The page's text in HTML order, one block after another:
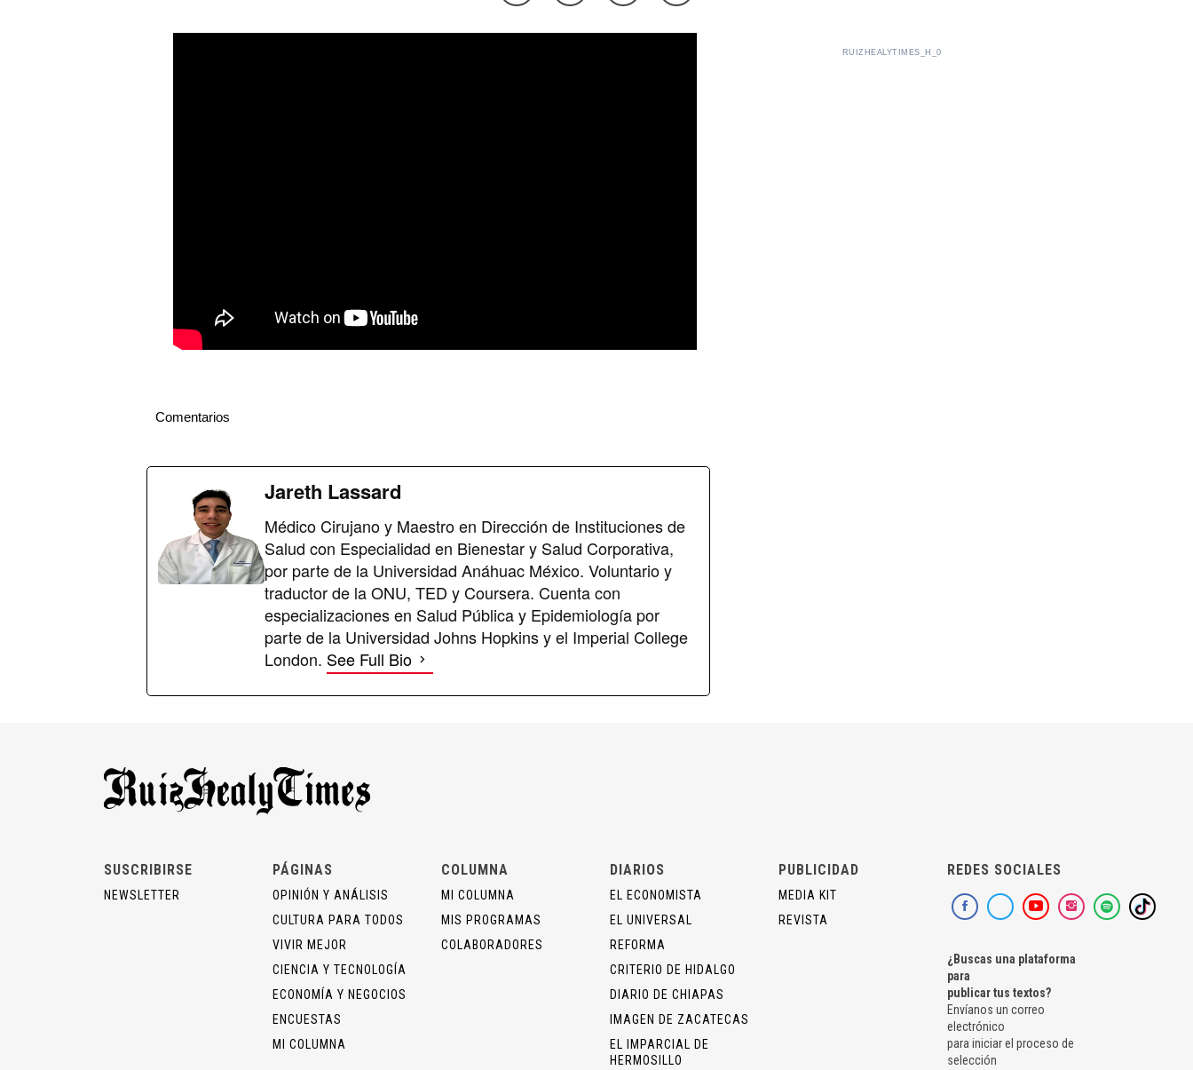
Comentarios
Jareth Lassard
Médico Cirujano y Maestro en Dirección de Instituciones de
Salud con Especialidad en Bienestar y Salud Corporativa,
por parte de la Universidad Anáhuac México. Voluntario y
traductor de la ONU, TED y Coursera. Cuenta con
especializaciones en Salud Pública y Epidemiología por
parte de la Universidad Johns Hopkins y el Imperial College
London. See Full Bio
RUIZHEALYTIMES_H_0
SUSCRIBIRSE
NEWSLETTER
PÁGINAS
OPINIÓN Y ANÁLISIS
CULTURA PARA TODOS
VIVIR MEJOR
CIENCIA Y TECNOLOGÍA
ECONOMÍA Y NEGOCIOS
ENCUESTAS
MI COLUMNA
COLUMNA
MI COLUMNA
MIS PROGRAMAS
COLABORADORES
DIARIOS
EL ECONOMISTA
EL UNIVERSAL
REFORMA
CRITERIO DE HIDALGO
DIARIO DE CHIAPAS
IMAGEN DE ZACATECAS
EL IMPARCIAL DE
HERMOSILLO
PUBLICIDAD
MEDIA KIT
REVISTA
REDES SOCIALES
¿Buscas una plataforma
para
publicar tus textos?
Envíanos un correo
electrónico
para iniciar el proceso de
selección